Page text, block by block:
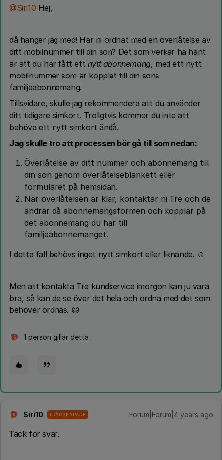
@Siri10 Hej,
då hänger jag med! Har ni ordnat med en överlåtelse av
ditt mobilnummer till din son? Det som verkar ha hänt
är att du har fått ett nytt abonnemang, med ett nytt
mobilnummer som är kopplat till din sons
familjeabonnemang.
Tillsvidare, skulle jag rekommendera att du använder
ditt tidigare simkort. Troligtvis kommer du inte att
behöva ett nytt simkort ändå.
Jag skulle tro att processen bör gå till som nedan:
Överlåtelse av ditt nummer och abonnemang till
din son genom överlåtelseblankett eller
formuläret på hemsidan.
När överlåtelsen är klar, kontaktar ni Tre och de
ändrar då abonnemangsformen och kopplar på
det abonnemang du har till
familjeabonnemanget.
I detta fall behövs inget nytt simkort eller liknande. ☺️
Men att kontakta Tre kundservice imorgon kan ju vara
bra, så kan de se över det hela och ordna med det som
behöver ordnas. 😃
S 1 person gillar detta
S Siri10 TRÅDSKAPARE Forum|Forum|4 years ago
Tack för svar.